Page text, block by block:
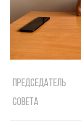
Председатель
совета